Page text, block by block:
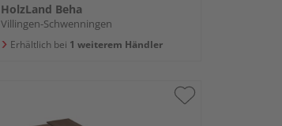
HolzLand Beha
Villingen-Schwenningen
Erhältlich bei 1 weiterem Händler